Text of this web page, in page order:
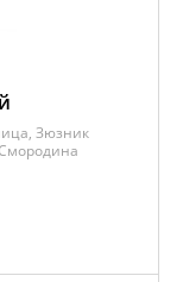
Зюзник